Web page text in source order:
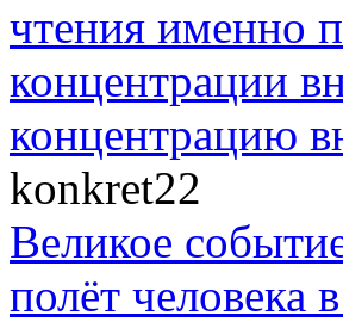
чтения именно
концентрации
концентрацию
konkret22
Великое
полёт человека